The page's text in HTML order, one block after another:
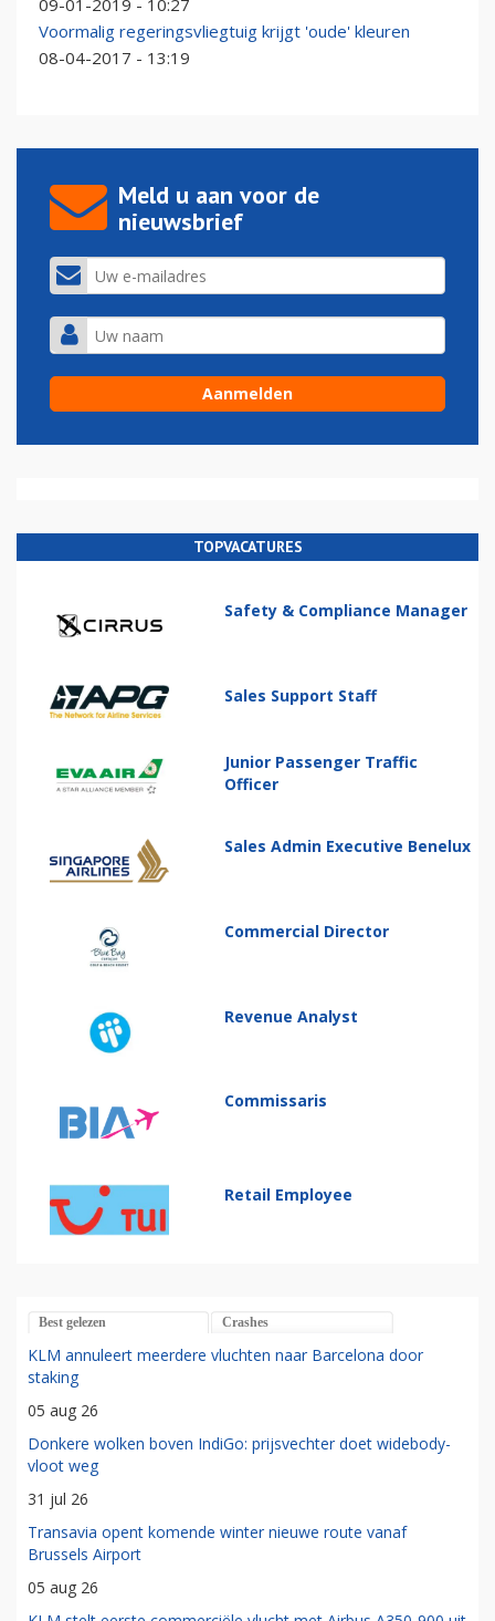
09-01-2019 - 10:27
Voormalig regeringsvliegtuig krijgt 'oude' kleuren
08-04-2017 - 13:19
Meld u aan voor de
nieuwsbrief
TOPVACATURES
Safety & Compliance Manager
Sales Support Staff
Junior Passenger Traffic
Officer
Sales Admin Executive Benelux
Commercial Director
Revenue Analyst
Commissaris
Retail Employee
Best gelezen Crashes
KLM annuleert meerdere vluchten naar Barcelona door
staking
05 aug 26
Donkere wolken boven IndiGo: prijsvechter doet widebody-
vloot weg
31 jul 26
Transavia opent komende winter nieuwe route vanaf
Brussels Airport
05 aug 26